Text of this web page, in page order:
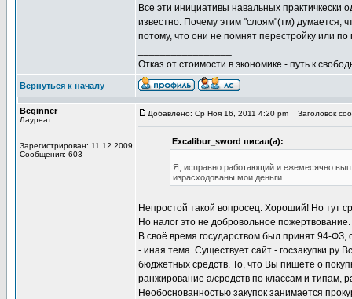
Все эти инициативы навальных практичкески
известно. Почему этим "слоям"(тм) думается,
потому, что они не помнят перестройку или
Отказ от стоимости в экономике - путь к
Вернуться к началу
Beginner
Лауреат
Зарегистрирован: 11.12.2009
Сообщения: 603
Добавлено: Ср Ноя 16, 2011 4:20 pm Заголовок
Excalibur_sword писал(а):
Я, исправно работающий и ежемесячно
израсходованы мои деньги.
Непростой такой вопросец. Хороший! Но тут
Но налог это не добровольное пожертвование.
В своё время государством был принят 94-ФЗ,
- иная тема. Существует сайт - госзакупки.ру
бюджетных средств. То, что Вы пишете о
ранжирование а/средств по классам и типам,
Необоснованностью закупок занимается